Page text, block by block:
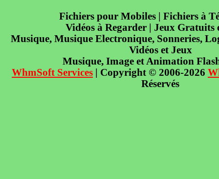
Fichiers pour Mobiles | Fichiers à
Vidéos à Regarder | Jeux Gratuits
Musique, Musique Electronique, Sonneries,
Vidéos et Jeux
Musique, Image et Animation
WhmSoft Services | Copyright © 2006-2026
Réservés